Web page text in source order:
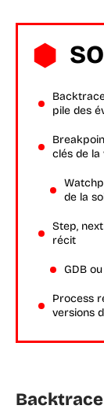
pile des
clés de la
de la
Step,
récit
GDB
Process
versions